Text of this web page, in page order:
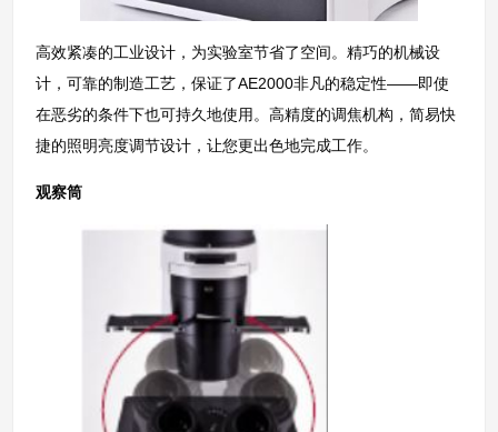
高效紧凑的工业设计，为实验室节省了空间。精巧的机械设
计，可靠的制造工艺，保证了AE2000非凡的稳定性——即使
在恶劣的条件下也可持久地使用。高精度的调焦机构，简易快
捷的照明亮度调节设计，让您更出色地完成工作。
观察筒